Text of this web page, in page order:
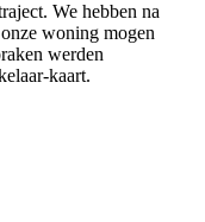
We hebben na
woning mogen
werden
kaart.